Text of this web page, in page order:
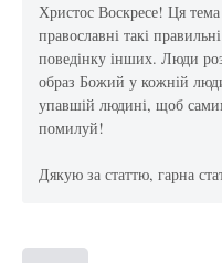
Христос Воскресе! Ця
православні такі
поведінку інших. Люди
образ Божий у кожній
упавшій людині, щоб
помилуй!
Дякую за статтю, гарна